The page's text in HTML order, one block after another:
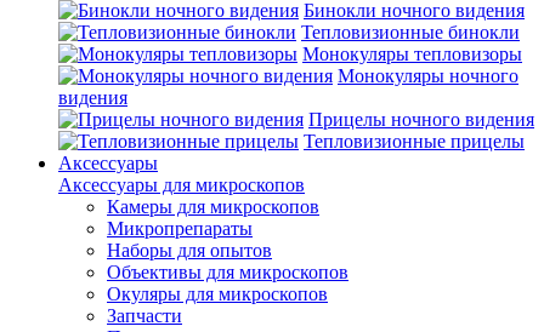
Бинокли ночного видения
Тепловизионные бинокли
Монокуляры тепловизоры
Монокуляры ночного
видения
Прицелы ночного видения
Тепловизионные прицелы
Аксессуары
Аксессуары для микроскопов
Камеры для микроскопов
Микропрепараты
Наборы для опытов
Объективы для микроскопов
Окуляры для микроскопов
Запчасти